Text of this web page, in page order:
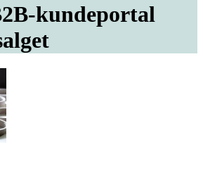
kundeportal